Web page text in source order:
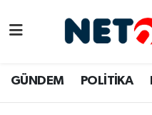
GÜNDEM POLİTİKA